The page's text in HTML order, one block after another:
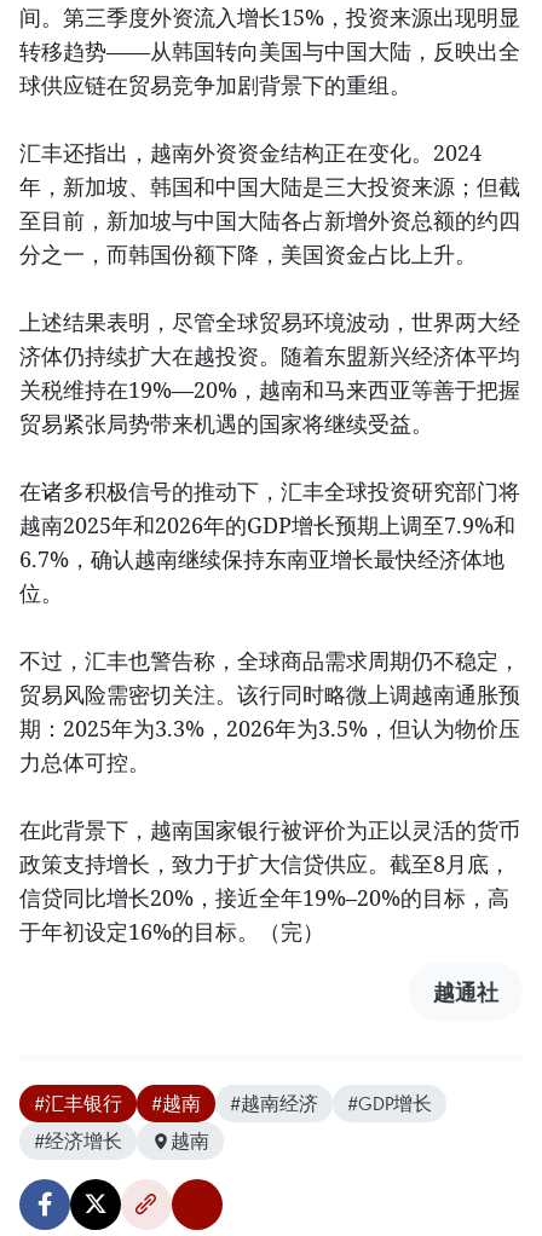
间。第三季度外资流入增长15%，投资来源出现明显
转移趋势——从韩国转向美国与中国大陆，反映出全
球供应链在贸易竞争加剧背景下的重组。
汇丰还指出，越南外资资金结构正在变化。2024
年，新加坡、韩国和中国大陆是三大投资来源；但截
至目前，新加坡与中国大陆各占新增外资总额的约四
分之一，而韩国份额下降，美国资金占比上升。
上述结果表明，尽管全球贸易环境波动，世界两大经
济体仍持续扩大在越投资。随着东盟新兴经济体平均
关税维持在19%—20%，越南和马来西亚等善于把握
贸易紧张局势带来机遇的国家将继续受益。
在诸多积极信号的推动下，汇丰全球投资研究部门将
越南2025年和2026年的GDP增长预期上调至7.9%和
6.7%，确认越南继续保持东南亚增长最快经济体地
位。
不过，汇丰也警告称，全球商品需求周期仍不稳定，
贸易风险需密切关注。该行同时略微上调越南通胀预
期：2025年为3.3%，2026年为3.5%，但认为物价压
力总体可控。
在此背景下，越南国家银行被评价为正以灵活的货币
政策支持增长，致力于扩大信贷供应。截至8月底，
信贷同比增长20%，接近全年19%–20%的目标，高
于年初设定16%的目标。（完）
越通社
#汇丰银行 #越南 #越南经济
#GDP增长
#经济增长
越南